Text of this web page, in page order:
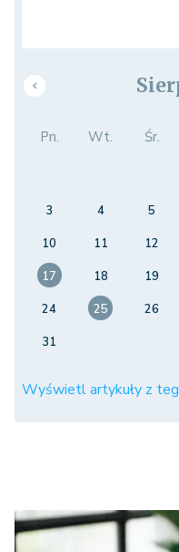
Pn. Wt. Śr.
3
4 5
10
11 12
17
18 19
24
25 26
31
Wyświetl artykuły z